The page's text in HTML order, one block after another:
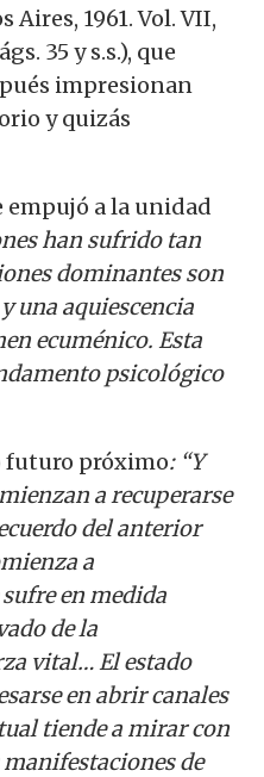
Aires, 1961. Vol. VII,
35 y s.s.), que
impresionan
y quizás
empujó a la unidad
han sufrido tan
dominantes son
una aquiescencia
ecuménico. Esta
psicológico
futuro próximo: “Y
a recuperarse
del anterior
a
en medida
de la
vital…El estado
en abrir canales
tiende a mirar con
de